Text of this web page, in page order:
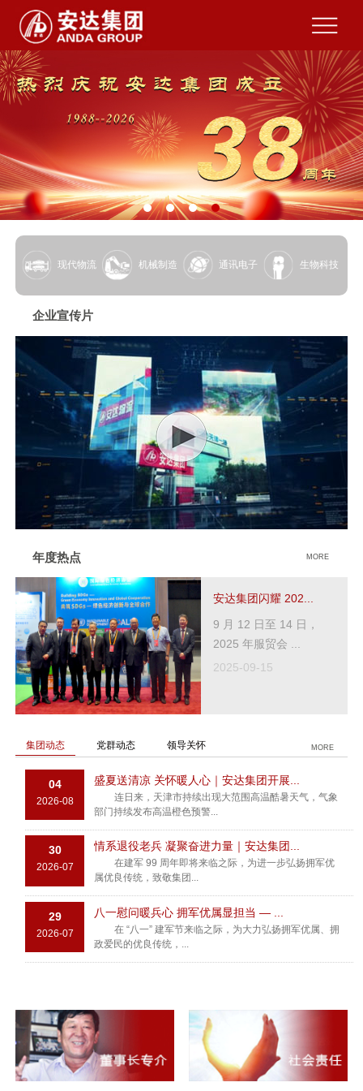
现代物流 机械制造 通讯电子 生物科技
企业宣传片
年度热点 MORE
安达集团闪耀 202...
9 月 12 日至 14 日，
2025 年服贸会 ...
2025-09-15
集团动态 党群动态 领导关怀 MORE
04
2026-08
盛夏送清凉 关怀暖人心｜安达集团开展...
连日来，天津市持续出现大范围高温酷暑天气，气象
部门持续发布高温橙色预警...
30
2026-07
情系退役老兵 凝聚奋进力量｜安达集团...
在建军 99 周年即将来临之际，为进一步弘扬拥军优
属优良传统，致敬集团...
29
2026-07
八一慰问暖兵心 拥军优属显担当 — ...
在 “八一” 建军节来临之际，为大力弘扬拥军优属、拥
政爱民的优良传统，...